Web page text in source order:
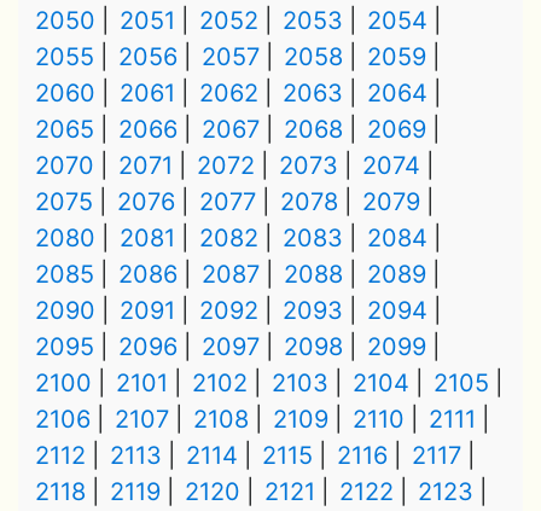
2050
2051 2052 2053
2054
2055
2056 2057 2058
2059
2060
2061 2062 2063
2064
2065
2066 2067 2068
2069
2070
2071 2072 2073
2074
2075
2076 2077 2078
2079
2080
2081 2082 2083
2084
2085
2086 2087 2088
2089
2090
2091 2092 2093
2094
2095
2096 2097 2098
2099
2100
2101 2102 2103 2104
2105
2106
2107 2108 2109 2110
2111
2112
2113 2114 2115 2116
2117
2118
2119 2120 2121 2122 2123